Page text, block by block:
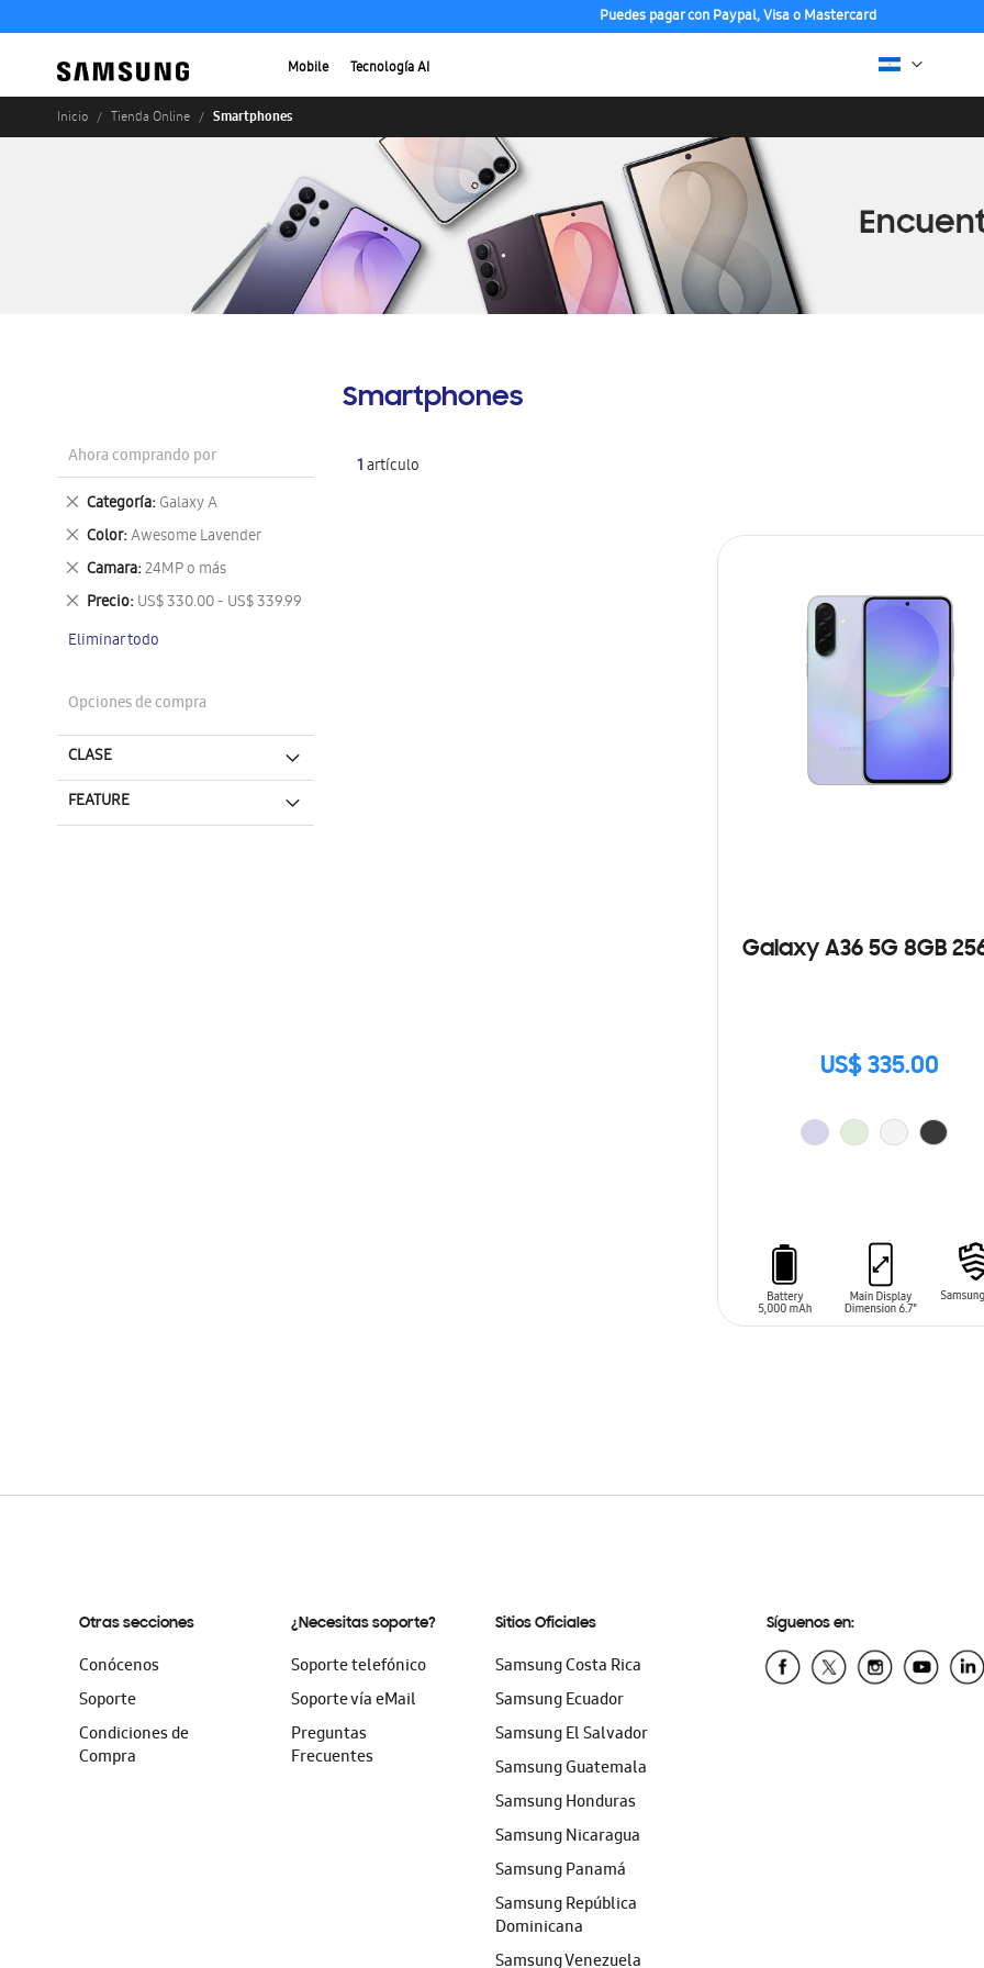
Puedes pagar con Paypal, Visa o Mastercard
Mobile Tecnología AI
Inicio Tienda Online Smartphones
Smartphones
1artículo
Galaxy A36 5G 8GB
US$ 335.00
Ahora comprando por
Categoría Galaxy A
Eliminar
este
artículo
Color Awesome Lavender
Eliminar
este
artículo
Camara 24MP o más
Eliminar
este
artículo
Precio US$ 330.00 - US$ 339.99
Eliminar
artículo
Eliminar todo
Opciones de compra
CLASE
FEATURE
Otras secciones
Conócenos
Soporte
Condiciones de
Compra
¿Necesitas soporte?
Soporte telefónico
Soporte vía eMail
Preguntas
Frecuentes
Sitios Oficiales
Samsung Costa Rica
Samsung Ecuador
Samsung El Salvador
Samsung Guatemala
Samsung Honduras
Samsung Nicaragua
Samsung Panamá
Samsung República
Dominicana
Samsung Venezuela
Síguenos en: